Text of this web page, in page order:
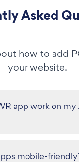
Asked
how to add
your website.
app work on my
mobile-